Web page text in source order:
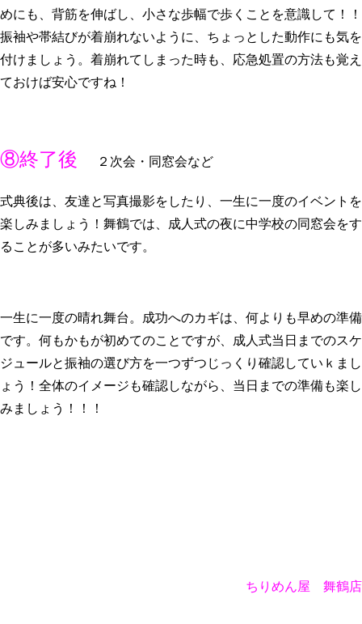
めにも、背筋を伸ばし、小さな歩幅で歩くことを意識して！！
振袖や帯結びが着崩れないように、ちょっとした動作にも気を
付けましょう。着崩れてしまった時も、応急処置の方法も覚え
ておけば安心ですね！
⑧終了後 ２次会・同窓会など
式典後は、友達と写真撮影をしたり、一生に一度のイベントを
楽しみましょう！舞鶴では、成人式の夜に中学校の同窓会をす
ることが多いみたいです。
一生に一度の晴れ舞台。成功へのカギは、何よりも早めの準備
です。何もかもが初めてのことですが、成人式当日までのスケ
ジュールと振袖の選び方を一つずつじっくり確認していｋまし
ょう！全体のイメージも確認しながら、当日までの準備も楽し
みましょう！！！
ちりめん屋 舞鶴店